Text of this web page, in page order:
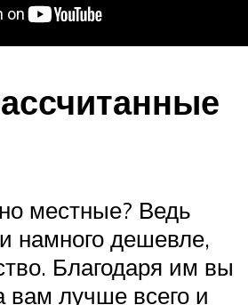
местные? Ведь
намного дешевле,
Благодаря им вы
вам лучше всего и